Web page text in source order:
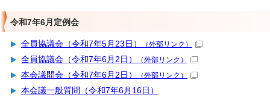
令和7年6月定例会
全員協議会（令和7年5月23日） （外部リンク）
全員協議会（令和7年6月2日） （外部リンク）
本会議開会（令和7年6月2日） （外部リンク）
本会議一般質問（令和7年6月16日）